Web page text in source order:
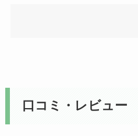
口コミ・レビュー